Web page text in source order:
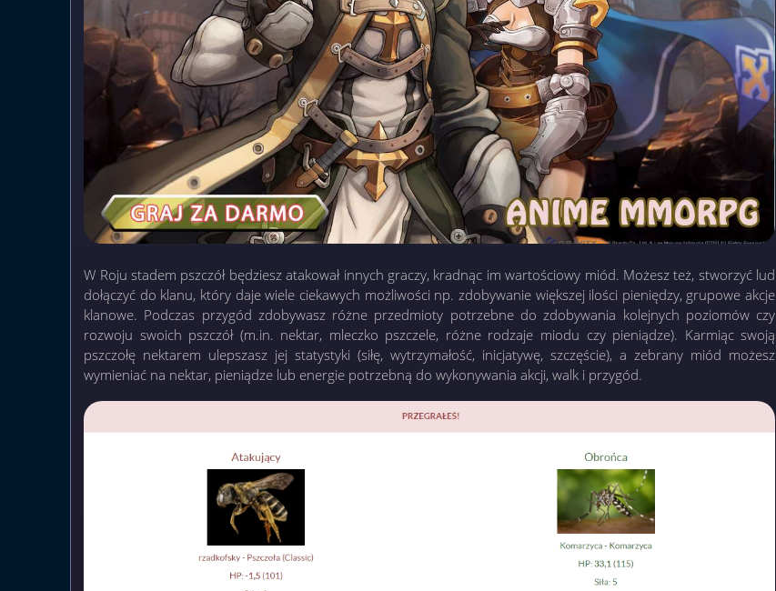
W Roju stadem pszczół będziesz atakował innych graczy, kradnąc im wartościowy miód. Możesz też, stworzyć lud
dołączyć do klanu, który daje wiele ciekawych możliwości np. zdobywanie większej ilości pieniędzy, grupowe akcje
klanowe. Podczas przygód zdobywasz różne przedmioty potrzebne do zdobywania kolejnych poziomów czy
rozwoju swoich pszczół (m.in. nektar, mleczko pszczele, różne rodzaje miodu czy pieniądze). Karmiąc swoją
pszczołę nektarem ulepszasz jej statystyki (siłę, wytrzymałość, inicjatywę, szczęście), a zebrany miód możesz
wymieniać na nektar, pieniądze lub energie potrzebną do wykonywania akcji, walk i przygód.